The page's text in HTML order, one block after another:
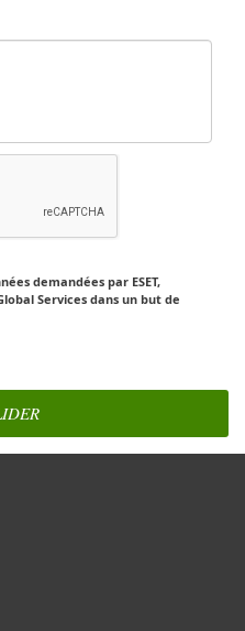
demandées par ESET,
Services dans un but de